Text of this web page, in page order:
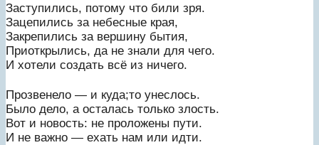
Заступились, потому что били зря.
Зацепились за небесные края,
Закрепились за вершину бытия,
Приоткрылись, да не знали для чего.
И хотели создать всё из ничего.
Прозвенело — и куда;то унеслось.
Было дело, а осталась только злость.
Вот и новость: не проложены пути.
И не важно — ехать нам или идти.